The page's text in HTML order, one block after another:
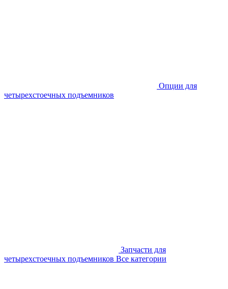
Опции для
четырехстоечных подъемников
Запчасти для
четырехстоечных подъемников Все категории